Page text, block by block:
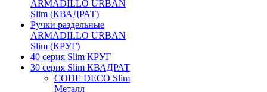
ARMADILLO URBAN
Slim (КВАДРАТ)
Ручки раздельные
ARMADILLO URBAN
Slim (КРУГ)
40 серия Slim КРУГ
30 серия Slim КВАДРАТ
CODE DECO Slim
Металл